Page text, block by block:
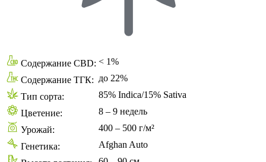
Содержание CBD: < 1%
Содержание ТГК: до 22%
Тип сорта:
85% Indica/15% Sativa
Цветение:
8 – 9 недель
Урожай:
400 – 500 г/м²
Генетика:
Afghan Auto